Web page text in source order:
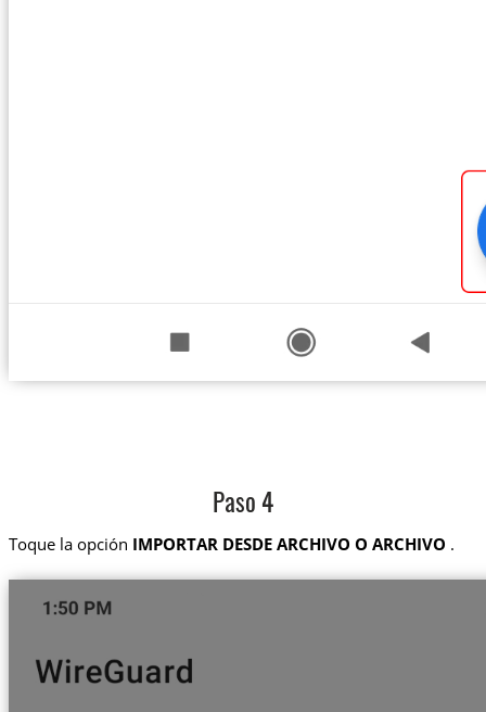
Paso 4
Toque la opción IMPORTAR DESDE ARCHIVO O ARCHIVO .